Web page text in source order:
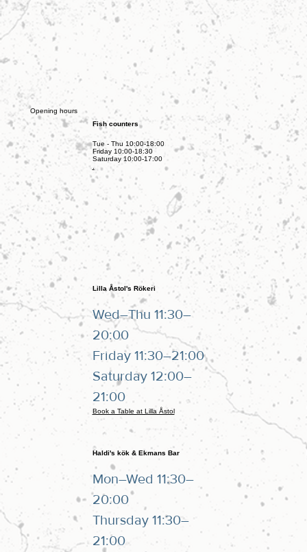
Opening hours
Fish counters
Tue - Thu 10:00-18:00
Friday 10:00-18:30
Saturday 10:00-17:00
Lilla Åstol's Rökeri
Wed–Thu 11:30–
20:00
Friday 11:30–21:00
Saturday 12:00–
21:00
Book a Table at Lilla Åstol
Haldi's kök & Ekmans Bar
Mon–Wed 11:30–
20:00
Thursday 11:30–
21:00